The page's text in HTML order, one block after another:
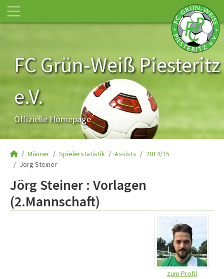
FC Grün-Weiß Piesteritz
e.V.
Offizielle Homepage
Männer Spielerstatistik Assists
2014/15
Jörg Steiner
Jörg Steiner : Vorlagen
(2.Mannschaft)
zum Profil